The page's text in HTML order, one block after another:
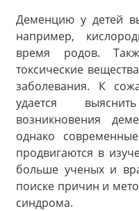
Деменцию у детей
например,
время родов.
токсические
заболевания. К
удается
возникновения
однако
продвигаются в
больше ученых и
поиске причин и
синдрома.